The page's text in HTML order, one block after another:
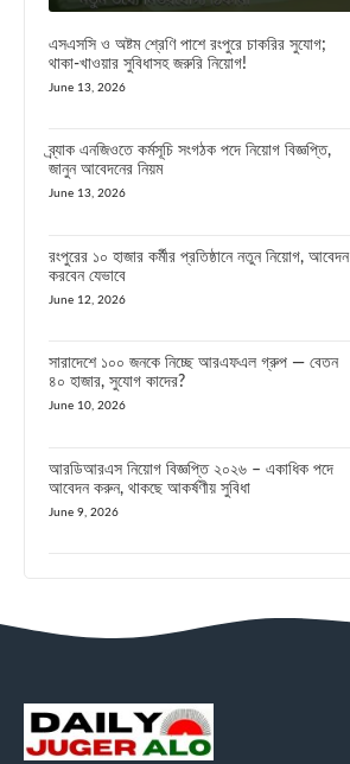
এসএসসি ও অষ্টম শ্রেণি পাশে রংপুরে চাকরির সুযোগ;
থাকা-খাওয়ার সুবিধাসহ জরুরি নিয়োগ!
June 13, 2026
ব্র্যাক এনজিওতে কর্মসূচি সংগঠক পদে নিয়োগ বিজ্ঞপ্তি,
জানুন আবেদনের নিয়ম
June 13, 2026
রংপুরের ১০ হাজার কর্মীর প্রতিষ্ঠানে নতুন নিয়োগ, আবেদন
করবেন যেভাবে
June 12, 2026
সারাদেশে ১০০ জনকে নিচ্ছে আরএফএল গ্রুপ — বেতন
৪০ হাজার, সুযোগ কাদের?
June 10, 2026
আরডিআরএস নিয়োগ বিজ্ঞপ্তি ২০২৬ – একাধিক পদে
আবেদন করুন, থাকছে আকর্ষণীয় সুবিধা
June 9, 2026